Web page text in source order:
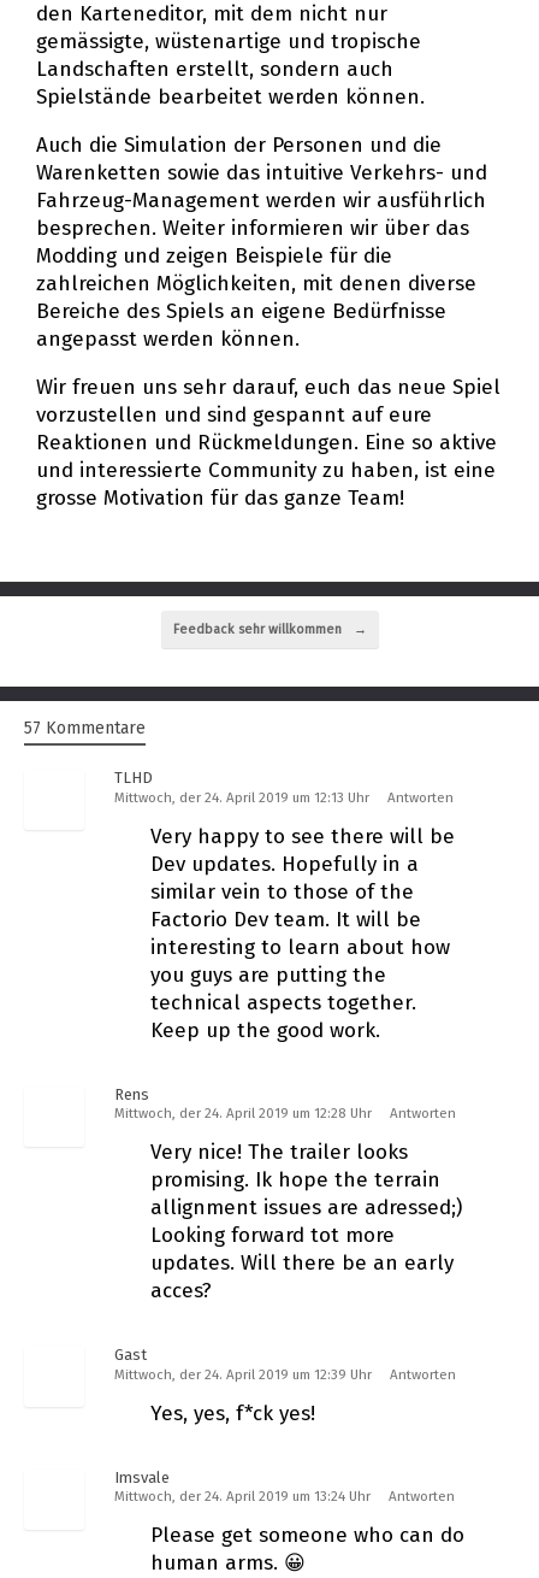
den Karteneditor, mit dem nicht nur
gemässigte, wüstenartige und tropische
Landschaften erstellt, sondern auch
Spielstände bearbeitet werden können.
Auch die Simulation der Personen und die
Warenketten sowie das intuitive Verkehrs- und
Fahrzeug-Management werden wir ausführlich
besprechen. Weiter informieren wir über das
Modding und zeigen Beispiele für die
zahlreichen Möglichkeiten, mit denen diverse
Bereiche des Spiels an eigene Bedürfnisse
angepasst werden können.
Wir freuen uns sehr darauf, euch das neue Spiel
vorzustellen und sind gespannt auf eure
Reaktionen und Rückmeldungen. Eine so aktive
und interessierte Community zu haben, ist eine
grosse Motivation für das ganze Team!
Feedback sehr willkommen →
57 Kommentare
TLHD
Mittwoch, der 24. April 2019 um 12:13 Uhr Antworten
Very happy to see there will be
Dev updates. Hopefully in a
similar vein to those of the
Factorio Dev team. It will be
interesting to learn about how
you guys are putting the
technical aspects together.
Keep up the good work.
Rens
Mittwoch, der 24. April 2019 um 12:28 Uhr Antworten
Very nice! The trailer looks
promising. Ik hope the terrain
allignment issues are adressed;)
Looking forward tot more
updates. Will there be an early
acces?
Gast
Mittwoch, der 24. April 2019 um 12:39 Uhr Antworten
Yes, yes, f*ck yes!
Imsvale
Mittwoch, der 24. April 2019 um 13:24 Uhr Antworten
Please get someone who can do
human arms. 😀